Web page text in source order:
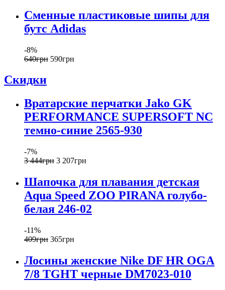
Сменные пластиковые шипы для
бутс Adidas
-8%
640грн 590грн
Скидки
Вратарские перчатки Jako GK
PERFORMANCE SUPERSOFT NC
темно-синие 2565-930
-7%
3 444грн 3 207грн
Шапочка для плавания детская
Aqua Speed ZOO PIRANA голубо-
белая 246-02
-11%
409грн 365грн
Лосины женские Nike DF HR OGA
7/8 TGHT черные DM7023-010